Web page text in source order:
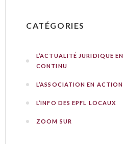
CATÉGORIES
L’ACTUALITÉ JURIDIQUE EN
CONTINU
L’ASSOCIATION EN ACTION
L’INFO DES EPFL LOCAUX
ZOOM SUR